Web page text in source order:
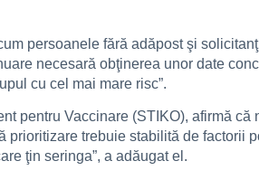
persoanele fără adăpost şi
necesară obţinerea unor date
cu cel mai mare risc”.
pentru Vaccinare (STIKO), afirmă
prioritizare trebuie stabilită de factorii
ţin seringa”, a adăugat el.